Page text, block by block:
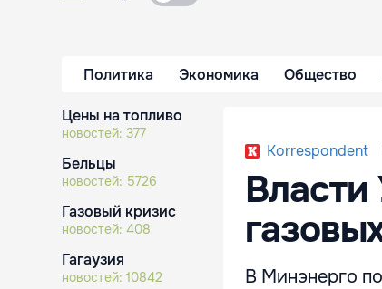
Политика Экономика Общество
Цены на топливо
новостей: 377
Бельцы
новостей: 5726
Газовый кризис
новостей: 408
Гагаузия
новостей: 10842
Korrespondent
В Минэнерго